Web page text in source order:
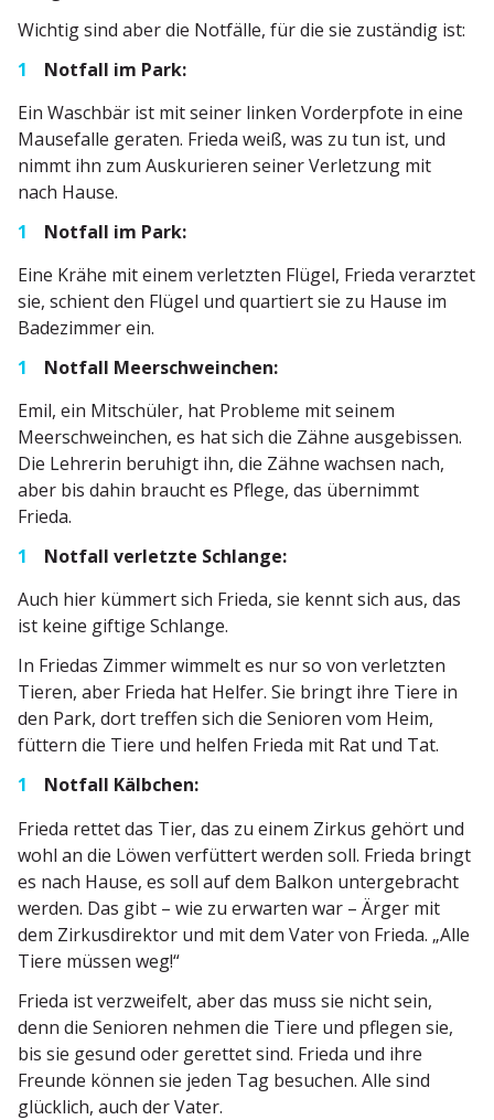
Wichtig sind aber die Notfälle, für die sie zuständig ist:
Notfall im Park:
Ein Waschbär ist mit seiner linken Vorder­pfote in eine
Mause­falle geraten. Frieda weiß, was zu tun ist, und
nimmt ihn zum Ausku­rieren seiner Verletzung mit
nach Hause.
Notfall im Park:
Eine Krähe mit einem verletzten Flügel, Frieda verarztet
sie, schient den Flügel und quartiert sie zu Hause im
Badezimmer ein.
Notfall Meerschweinchen:
Emil, ein Mitschüler, hat Probleme mit seinem
Meerschweinchen, es hat sich die Zähne ausge­bissen.
Die Lehrerin beruhigt ihn, die Zähne wachsen nach,
aber bis dahin braucht es Pflege, das übernimmt
Frieda.
Notfall verletzte Schlange:
Auch hier kümmert sich Frieda, sie kennt sich aus, das
ist keine giftige Schlange.
In Friedas Zimmer wimmelt es nur so von verletzten
Tieren, aber Frieda hat Helfer. Sie bringt ihre Tiere in
den Park, dort treffen sich die Senioren vom Heim,
füttern die Tiere und helfen Frieda mit Rat und Tat.
Notfall Kälbchen:
Frieda rettet das Tier, das zu einem Zirkus gehört und
wohl an die Löwen verfüttert werden soll. Frieda bringt
es nach Hause, es soll auf dem Balkon unter­ge­bracht
werden. Das gibt – wie zu erwarten war – Ärger mit
dem Zirkus­di­rektor und mit dem Vater von Frieda. „Alle
Tiere müssen weg!“
Frieda ist verzweifelt, aber das muss sie nicht sein,
denn die Senioren nehmen die Tiere und pflegen sie,
bis sie gesund oder gerettet sind. Frieda und ihre
Freunde können sie jeden Tag besuchen. Alle sind
glücklich, auch der Vater.